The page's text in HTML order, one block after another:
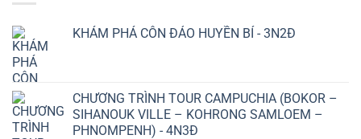
KHÁM PHÁ CÔN ĐẢO HUYỀN BÍ - 3N2Đ
CHƯƠNG TRÌNH TOUR CAMPUCHIA (BOKOR –
SIHANOUK VILLE – KOHRONG SAMLOEM –
PHNOMPENH) - 4N3Đ